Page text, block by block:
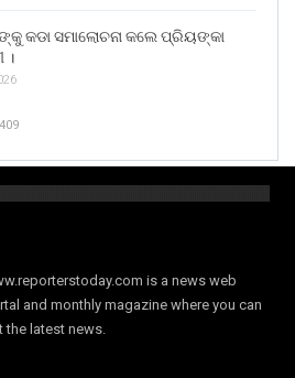
କଡା ସମାଲୋଚନା କଲେ ପ୍ରିୟଙ୍କା
।
is a news web
and monthly magazine where you can
the latest news.